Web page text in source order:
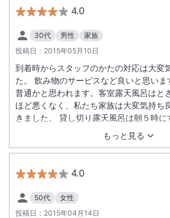
4.0
30代 男性
家族
投稿日： 2015年05月10日
もっと見る
到着時からスタッフのかたの対応は大変
た。 飲み物のサービスなど良いと思います。 部屋に関
普通かと思われます。客室露天風呂はと
ほど悪くなく、私たち家族は大変気持ち
きました。 貸し切り露天風呂は朝５時に
がすでに二カ所は使用中…皆さん同じ考
残念なのは夕食に時間がかかりすぎるこ
スピーディに出していただければ良かっ
4.0
50代
女性
投稿日： 2015年04月14日